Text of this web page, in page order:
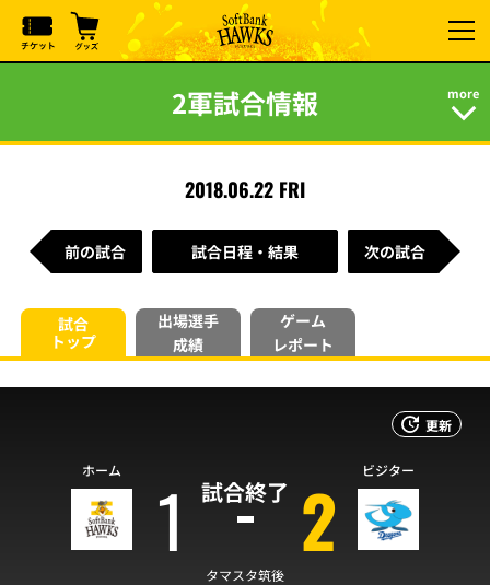
2軍試合情報
2018.06.22 FRI
前の試合 試合日程・結果 次の試合
試合
トップ
出場選手
成績
ゲーム
レポート
更新
試合終了
ホーム 1 2 ビジター
タマスタ筑後